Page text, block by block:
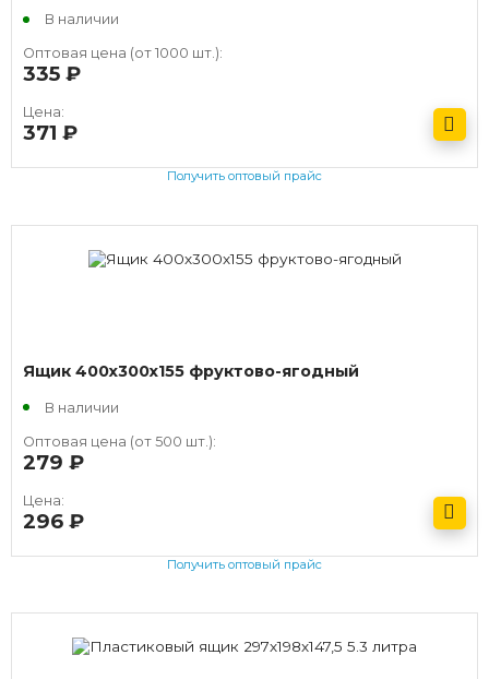
В наличии
Оптовая цена (от 1000 шт.):
335
Цена:
371
Получить оптовый прайс
Ящик 400х300х155 фруктово-ягодный
В наличии
Оптовая цена (от 500 шт.):
279
Цена:
296
Получить оптовый прайс